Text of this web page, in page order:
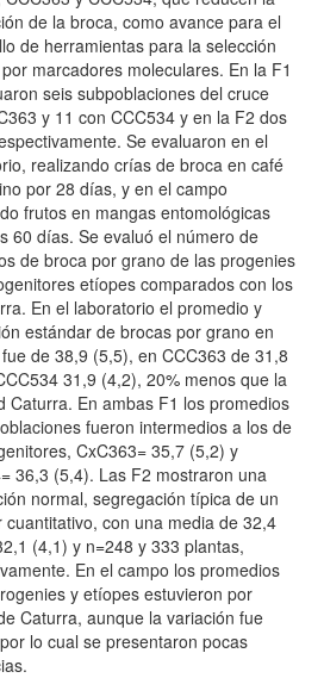
de la broca, como avance para el
de herramientas para la selección
marcadores moleculares. En la F1
seis subpoblaciones del cruce
y 11 con CCC534 y en la F2 dos
Se evaluaron en el
realizando crías de broca en café
por 28 días, y en el campo
frutos en mangas entomológicas
60 días. Se evaluó el número de
de broca por grano de las progenies
etíopes comparados con los
En el laboratorio el promedio y
estándar de brocas por grano en
de 38,9 (5,5), en CCC363 de 31,8
31,9 (4,2), 20% menos que la
Caturra. En ambas F1 los promedios
fueron intermedios a los de
CxC363= 35,7 (5,2) y
36,3 (5,4). Las F2 mostraron una
normal, segregación típica de un
cuantitativo, con una media de 32,4
(4,1) y n=248 y 333 plantas,
En el campo los promedios
y etíopes estuvieron por
Caturra, aunque la variación fue
lo cual se presentaron pocas